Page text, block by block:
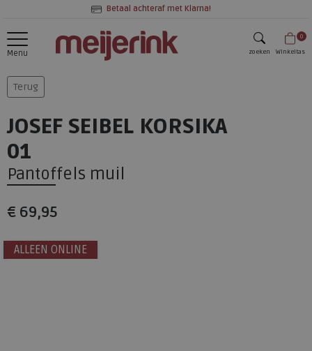
Betaal achteraf met Klarna!
Menu zoeken
0
Winkeltas
Terug
JOSEF SEIBEL KORSIKA
01
Pantoffels muil
€ 69,95
ALLEEN ONLINE